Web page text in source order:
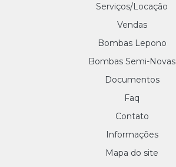
Serviços/Locação
Vendas
Bombas Lepono
Bombas Semi-Novas
Documentos
Faq
Contato
Informações
Mapa do site